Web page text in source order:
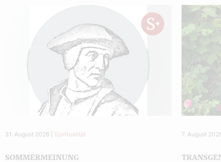
31. August 2026 Spiritualität
SOMMERMEINUNG
7. August